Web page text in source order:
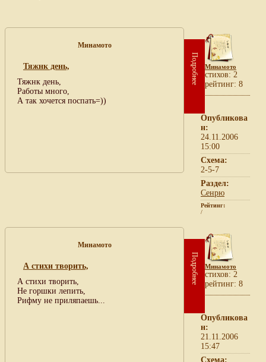
Минамото
Тяжнк день,
Тяжнк день,
Работы много,
А так хочется поспать=))
Подробнее Минамото
cтихов: 2
рейтинг: 8
Опубликова
н:
24.11.2006
15:00
Схема:
2-5-7
Раздел:
Сенрю
Рейтинг:
/
Минамото
А стихи творить,
А стихи творить,
Не горшки лепить,
Рифму не приляпаешь...
Подробнее Минамото
cтихов: 2
рейтинг: 8
Опубликова
н:
21.11.2006
15:47
Схема: